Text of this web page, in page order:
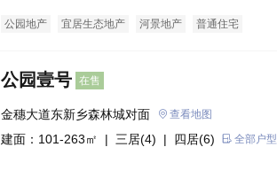
公园地产 宜居生态地产 河景地产 普通住宅
公园壹号 在售
金穗大道东新乡森林城对面 查看地图
建面：101-263㎡ | 三居(4) | 四居(6) 全部户型